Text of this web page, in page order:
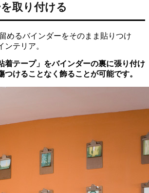
取り付ける
めるバインダーをそのまま貼りつけ
ンテリア。
着テープ」をバインダーの裏に張り付け
つけることなく飾ることが可能です。